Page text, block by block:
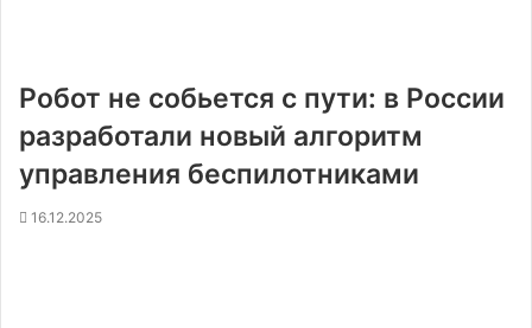
Робот не собьется с пути: в России
разработали новый алгоритм
управления беспилотниками
16.12.2025